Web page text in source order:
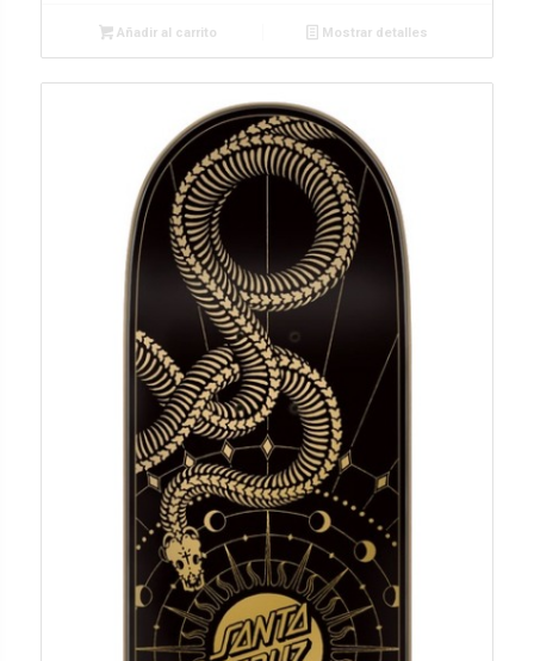
Añadir al carrito Mostrar detalles